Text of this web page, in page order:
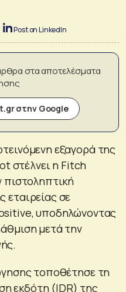
Post on LinkedIn
στα αποτελέσματα
στην Google
εξαγορά της
στέλνει η Fitch
πιστοληπτική
εταιρείας σε
υποδηλώνοντας
μετά την
τοποθέτησε τη
εκδότη (IDR) της